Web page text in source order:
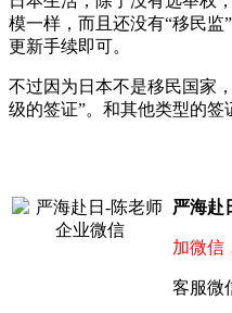
模一样，而且还没有“移民
更新手续即可。
不过因为日本不是移民国家
级的签证”。和其他类型的签
严海赴
加微信
客服微